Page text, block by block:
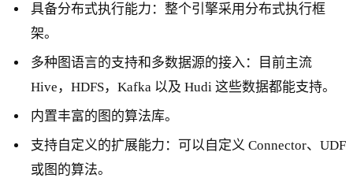
具备分布式执行能力：整个引擎采用分布式执行框
架。
多种图语言的支持和多数据源的接入：目前主流
Hive，HDFS，Kafka 以及 Hudi 这些数据都能支持。
内置丰富的图的算法库。
支持自定义的扩展能力：可以自定义 Connector、UDF
或图的算法。